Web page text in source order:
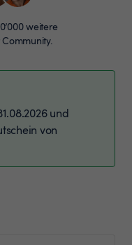
weitere
und
von